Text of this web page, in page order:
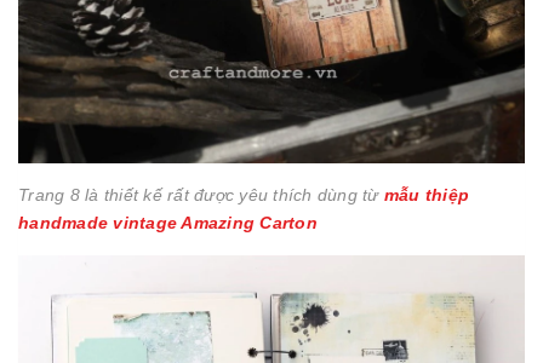
Trang 8 là thiết kế rất được yêu thích dùng từ mẫu thiệp
handmade vintage Amazing Carton